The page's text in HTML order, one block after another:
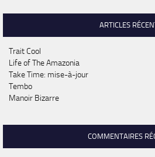
ARTICLES
Trait Cool
Life of The Amazonia
Take Time: mise-à-jour
Tembo
Manoir Bizarre
COMMENTAIRES